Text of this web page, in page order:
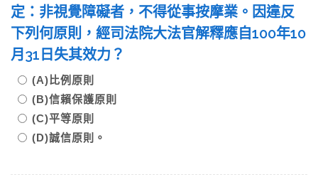
定：非視覺障礙者，不得從事按摩業。因違反
下列何原則，經司法院大法官解釋應自100年10
月31日失其效力？
(A)比例原則
(B)信賴保護原則
(C)平等原則
(D)誠信原則。